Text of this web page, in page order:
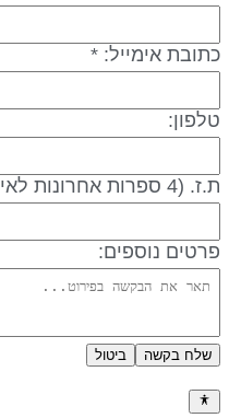
אימייל: *
ספרות אחרונות לאימות):
נוספים:
שלח בקשה ביטול